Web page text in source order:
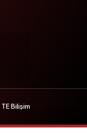
TE Bilişim